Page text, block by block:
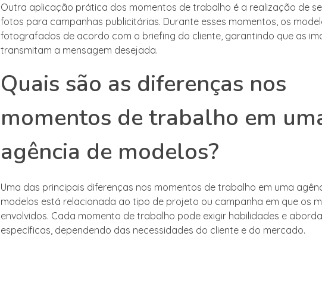
Outra aplicação prática dos momentos de trabalho é a realização de
fotos para campanhas publicitárias. Durante esses momentos, os
fotografados de acordo com o briefing do cliente, garantindo que as
transmitam a mensagem desejada.
Quais são as diferenças nos
momentos de trabalho em
agência de modelos?
Uma das principais diferenças nos momentos de trabalho em uma
modelos está relacionada ao tipo de projeto ou campanha em que os
envolvidos. Cada momento de trabalho pode exigir habilidades e
específicas, dependendo das necessidades do cliente e do mercado.